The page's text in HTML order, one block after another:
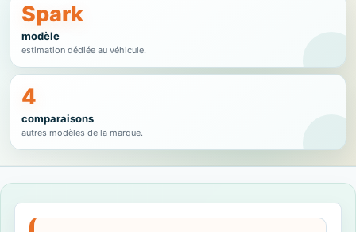
Spark
modèle
estimation dédiée au véhicule.
4
comparaisons
autres modèles de la marque.